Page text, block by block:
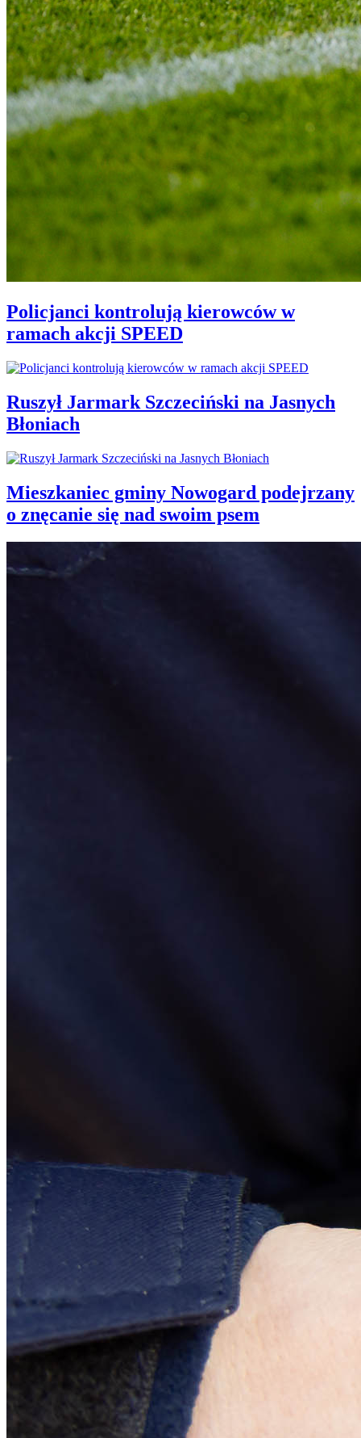
Policjanci kontrolują kierowców w
ramach akcji SPEED
Ruszył Jarmark Szczeciński na Jasnych
Błoniach
Mieszkaniec gminy Nowogard podejrzany
o znęcanie się nad swoim psem